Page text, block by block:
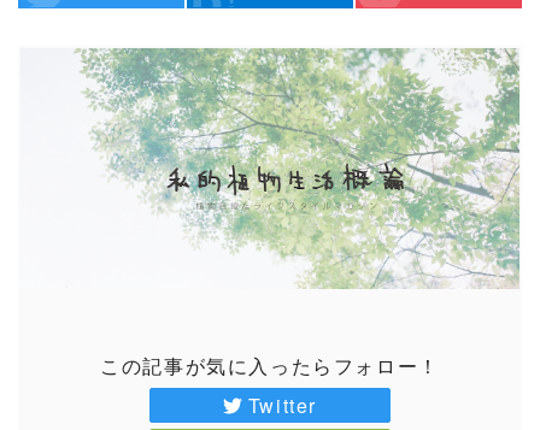
この記事が気に入ったらフォロー！
Twitter